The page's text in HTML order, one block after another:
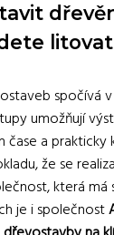
litovat
spočívá
umožňují
a prakticky
že se
která
je i společnost